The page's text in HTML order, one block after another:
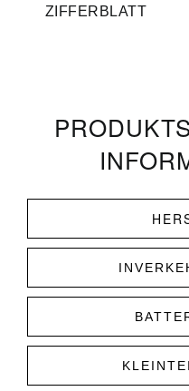
ZIFFERBLATT